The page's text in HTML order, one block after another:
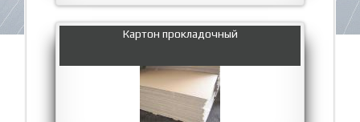
Картон прокладочный